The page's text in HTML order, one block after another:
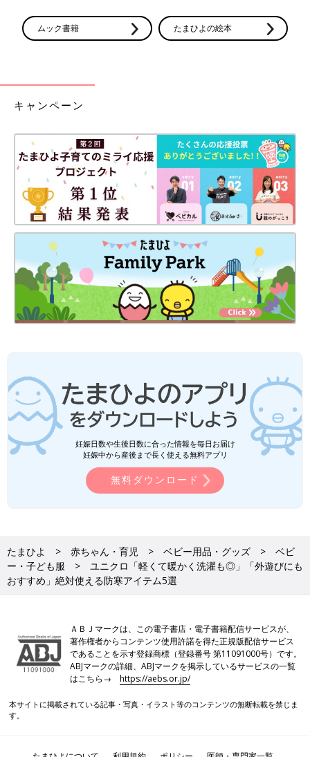
出典：Instagramアカウント「hoku2_oimo」
ろんな組み合わせで着られそうですね。
ユニクロ「新作アイテムが激かわ」「値
下げ商品も！」ディズニー＆ピクサー人
気商品5選
ユニクロのディズニー＆ピクサーシリーズが大
人気です。赤ちゃんがぬくぬくと着られるキル
ト・フリースパジャマ、新作のピクサーコラボ
アイテムなど、ファンにはたまらない商品ばか
り！今回は、ディズニーとピクサーシリーズの
人気アイテムをご紹介します。
ユニクロの防寒アイテムは、どれも使い勝手が良さそうでした
ね。まだまだ寒さが続くようなので、あったかグッズは何枚持っ
てても◎。気になるアイテムは、ぜひ店舗やオンラインショップ
をのぞいてみてくださいね。
(文・水川ちさ)
●記事内容でご紹介している投稿、リンク先は、削除される場合
があります。あらかじめご了承ください。
ムック書籍 たまひよの絵本
キャンペーン
妊娠日数や生後日数に合った情報を毎日お届け
妊娠中から産後まで長く使える無料アプリ
無料ダウンロード
たまひよ 赤ちゃん・育児 ベビー用品・グッズ
ベビ
ー・子ども服
ユニクロ「軽くて暖かく洗濯も◎」「外遊びにも
おすすめ」絶対使える防寒アイテム5選
ＡＢＪマークは、この電子書店・電子書籍配信サービスが、
著作権者からコンテンツ使用許諾を得た正規版配信サービス
であることを示す登録商標（登録番号 第11091000号）です。
ABJマークの詳細、ABJマークを掲示しているサービスの一覧
はこちら→https://aebs.or.jp/
本サイトに掲載されている記事・写真・イラスト等のコンテンツの無断転載を禁じま
す。